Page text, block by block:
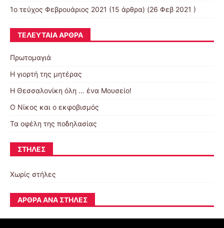
1ο τεύχος Φεβρουάριος 2021 (15 άρθρα) (26 Φεβ 2021 )
ΤΕΛΕΥΤΑΊΑ ΆΡΘΡΑ
Πρωτομαγιά
Η γιορτή της μητέρας
Η Θεσσαλονίκη όλη … ένα Μουσείο!
Ο Νίκος και ο εκφοβισμός
Τα οφέλη της ποδηλασίας
ΣΤΉΛΕΣ
Χωρίς στήλες
ΆΡΘΡΑ ΑΝΆ ΣΤΉΛΕΣ